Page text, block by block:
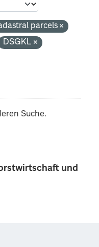
und
parcels
DSGKL
Suche.